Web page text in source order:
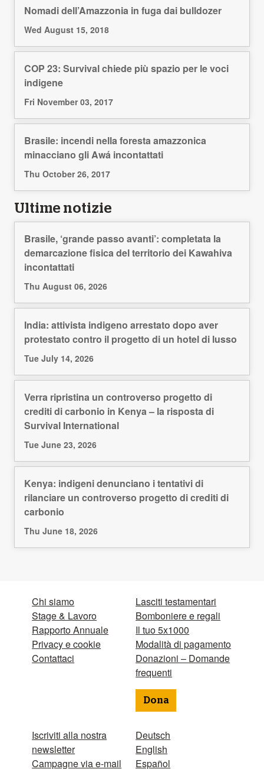
Nomadi dell’Amazzonia in fuga dai bulldozer
Wed August 15, 2018
COP 23: Survival chiede più spazio per le voci
indigene
Fri November 03, 2017
Brasile: incendi nella foresta amazzonica
minacciano gli Awá incontattati
Thu October 26, 2017
Ultime notizie
Brasile, ‘grande passo avanti’: completata la
demarcazione fisica del territorio dei Kawahiva
incontattati
Thu August 06, 2026
India: attivista indigeno arrestato dopo aver
protestato contro il progetto di un hotel di lusso
Tue July 14, 2026
Verra ripristina un controverso progetto di
crediti di carbonio in Kenya – la risposta di
Survival International
Tue June 23, 2026
Kenya: indigeni denunciano i tentativi di
rilanciare un controverso progetto di crediti di
carbonio
Thu June 18, 2026
Chi siamo
Stage & Lavoro
Rapporto Annuale
Privacy e cookie
Contattaci
Iscriviti alla nostra
newsletter
Campagne via e-mail
Lasciti testamentari
Bomboniere e regali
Il tuo 5x1000
Modalità di pagamento
Donazioni – Domande
frequenti
Dona
Deutsch
English
Español